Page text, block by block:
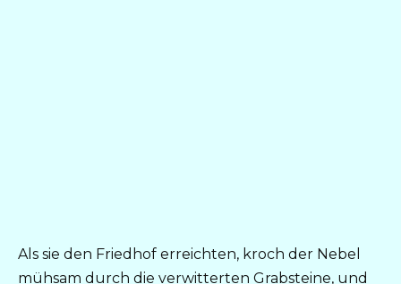
Als sie den Friedhof erreichten, kroch der Nebel
mühsam durch die verwitterten Grabsteine, und